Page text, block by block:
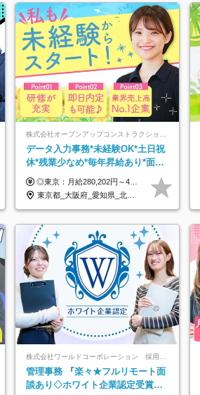
株式会社オープンアップコンストラクション（東証プライム上場グループ）
データ入力事務*未経験OK*土日祝
休*残業少なめ*毎年昇給あり*面接
1回*月収37万円可/o
◎東京：月給280,202円～402,430円 ◎大阪：月給269,824円～392,052円 ◎名古屋：月給285,967円～408,195円 ◎その他：月給265,212円～387,440円 ※試用期間3か月／待遇は研修期間中のみ変更あり （東京：23.9万円～、大阪：月給23.4万円～、名古屋：月給24.2万円～、その他：月給23.1万円～） ※固定残業代（配属後に支給）・一律手当を含む ※固定残業代は残業がない場合も支給し、超過分は別途支給する ※年齢、経験、能力を考慮し、支給額を決定します。
東京都_大阪府_愛知県_北海道_宮城県_新潟県_石川県_静岡県_広島県_福岡県_沖縄県
管理事務 『楽々★フルリモート面
談あり◇ホワイト企業認定受賞◇